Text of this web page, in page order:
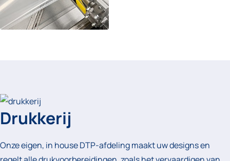
Drukkerij
Onze eigen, in house DTP-afdeling maakt uw designs en